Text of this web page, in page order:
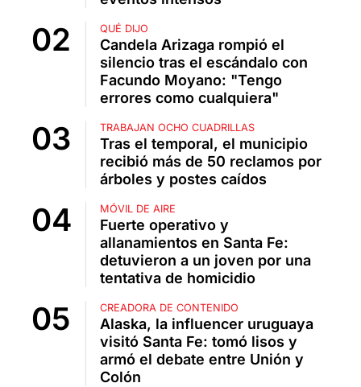
QUÉ DIJO
Candela Arizaga rompió el
silencio tras el escándalo con
Facundo Moyano: "Tengo
errores como cualquiera"
TRABAJAN OCHO CUADRILLAS
Tras el temporal, el municipio
recibió más de 50 reclamos por
árboles y postes caídos
MÓVIL DE AIRE
Fuerte operativo y
allanamientos en Santa Fe:
detuvieron a un joven por una
tentativa de homicidio
CREADORA DE CONTENIDO
Alaska, la influencer uruguaya
visitó Santa Fe: tomó lisos y
armó el debate entre Unión y
Colón